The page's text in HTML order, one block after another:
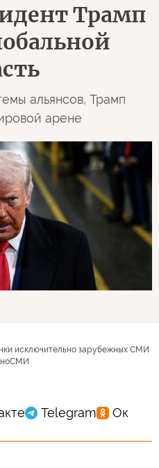
Трамп
альянсов, Трамп
арене
исключительно зарубежных СМИ